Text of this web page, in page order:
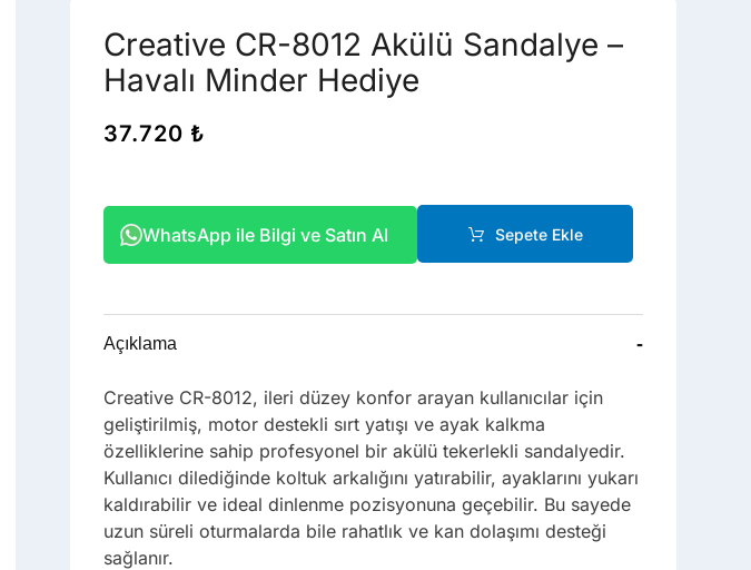
Creative CR-8012 Akülü Sandalye –
Havalı Minder Hediye
37.720 ₺
WhatsApp ile Bilgi ve Satın Al Sepete Ekle
Açıklama -
Creative CR-8012, ileri düzey konfor arayan kullanıcılar için
geliştirilmiş, motor destekli sırt yatışı ve ayak kalkma
özelliklerine sahip profesyonel bir akülü tekerlekli sandalyedir.
Kullanıcı dilediğinde koltuk arkalığını yatırabilir, ayaklarını yukarı
kaldırabilir ve ideal dinlenme pozisyonuna geçebilir. Bu sayede
uzun süreli oturmalarda bile rahatlık ve kan dolaşımı desteği
sağlanır.